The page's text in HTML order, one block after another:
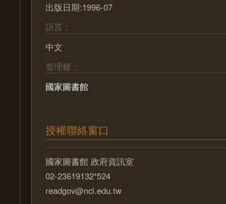
出版日期:1996-07
語言：
中文
管理權：
國家圖書館
授權聯絡窗口
國家圖書館 政府資訊室
02-23619132*524
readgov@ncl.edu.tw